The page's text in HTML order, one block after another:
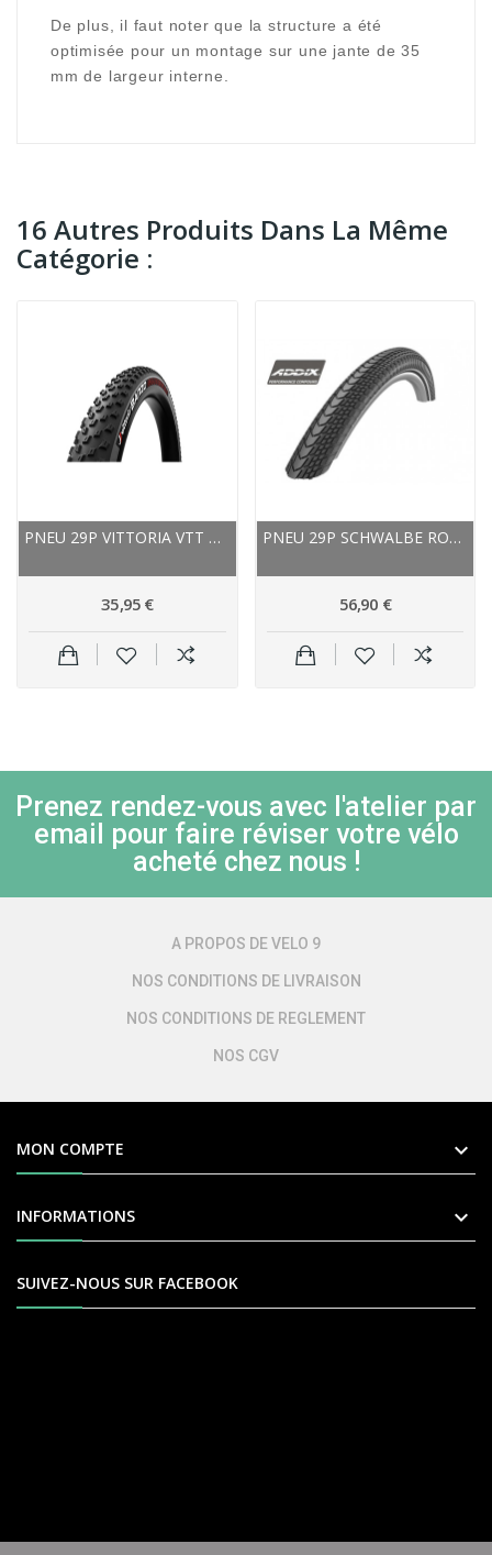
De plus, il faut noter que la structure a été
optimisée pour un montage sur une jante de 35
mm de largeur interne.
16 Autres Produits Dans La Même
Catégorie :
PNEU 29P VITTORIA VTT BARZO GRAPHÈNE 2.0 TLR
35,95 €
PNEU 29P SCHWALBE ROUTE MARATHON ALMOTION...
56,90 €
Prenez rendez-vous avec l'atelier par
email pour faire réviser votre vélo
acheté chez nous !
A PROPOS DE VELO 9
NOS CONDITIONS DE LIVRAISON
NOS CONDITIONS DE REGLEMENT
NOS CGV
MON COMPTE 
INFORMATIONS 
SUIVEZ-NOUS SUR FACEBOOK